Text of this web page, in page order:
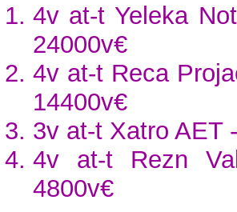
4v at-t Yeleka
24000v€
4v at-t Reca
14400v€
3v at-t Xatro AET
4v at-t Rezn
4800v€